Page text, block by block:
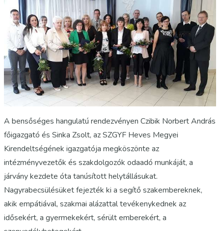
A bensőséges hangulatú rendezvényen Czibik Norbert András
főigazgató és Sinka Zsolt, az SZGYF Heves Megyei
Kirendeltségének igazgatója megköszönte az
intézményvezetők és szakdolgozók odaadó munkáját, a
járvány kezdete óta tanúsított helytállásukat.
Nagyrabecsülésüket fejezték ki a segítő szakembereknek,
akik empátiával, szakmai alázattal tevékenykednek az
idősekért, a gyermekekért, sérült emberekért, a